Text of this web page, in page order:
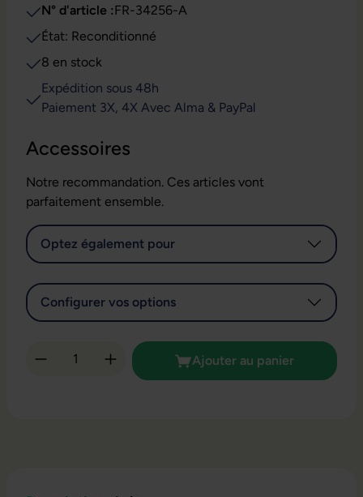
N° d'article :FR-34256-A
État: Reconditionné
8 en stock
Expédition sous 48h
Paiement 3X, 4X Avec Alma & PayPal
Accessoires
Notre recommandation. Ces articles vont
parfaitement ensemble.
Optez également pour
Configurer vos options
Quantité de produit : Entrez la quantité
Ajouter au panier